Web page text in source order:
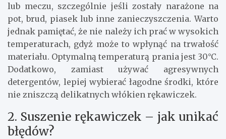
lub meczu, szczególnie jeśli zostały narażone na
pot, brud, piasek lub inne zanieczyszczenia. Warto
jednak pamiętać, że nie należy ich prać w wysokich
temperaturach, gdyż może to wpłynąć na trwałość
materiału. Optymalną temperaturą prania jest 30°C.
Dodatkowo, zamiast używać agresywnych
detergentów, lepiej wybierać łagodne środki, które
nie zniszczą delikatnych włókien rękawiczek.
2. Suszenie rękawiczek – jak unikać
błędów?